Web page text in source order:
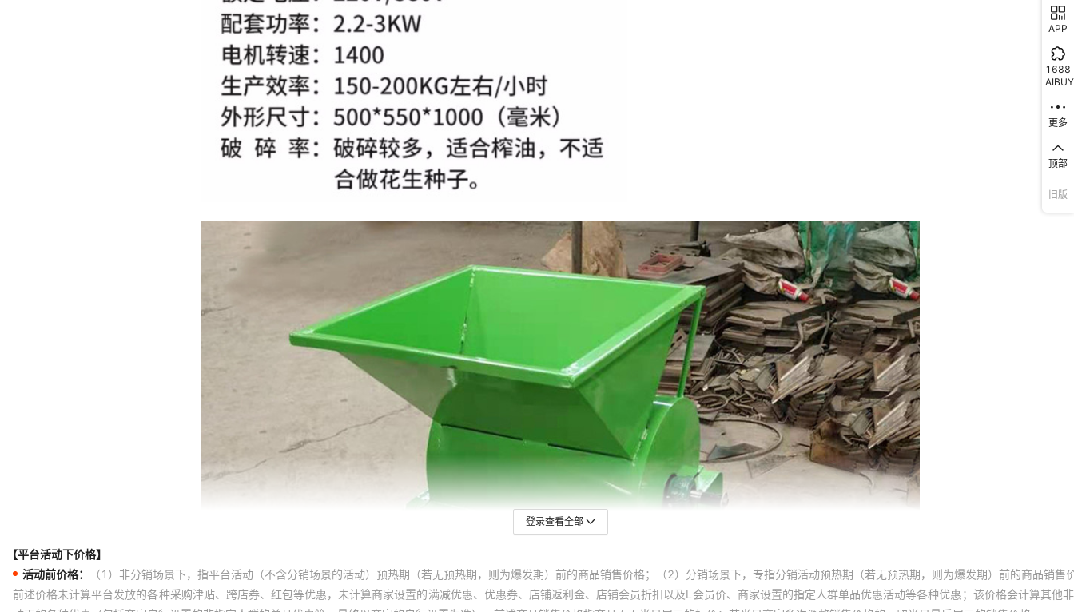
登录查看全部
【平台活动下价格】
活动前价格：
（1）非分销场景下，指平台活动（不含分销场景的活动）预热期（若无预热期，则为爆发期）前的商品销售价格；（2）分销场景下，专指分销活动预热期（若无预热期，则为爆发期）前的商品销售
前述价格未计算平台发放的各种采购津贴、跨店券、红包等优惠，未计算商家设置的满减优惠、优惠券、店铺返利金、店铺会员折扣以及L会员价、商家设置的指定人群单品优惠活动等各种优惠；该价格会计算其他
APP
1688
AIBUY
更多
顶部
旧版